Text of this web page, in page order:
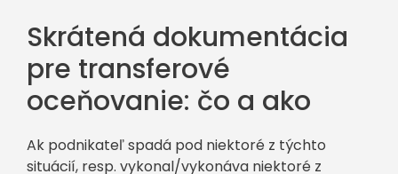
Skrátená dokumentácia
pre transferové
oceňovanie: čo a ako
Ak podnikateľ spadá pod niektoré z týchto
situácií, resp. vykonal/vykonáva niektoré z